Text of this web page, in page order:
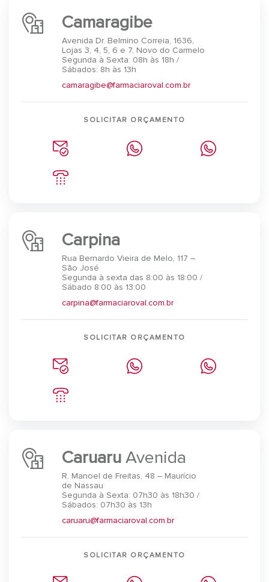
Camaragibe
Avenida Dr. Belmino Correia, 1636,
Lojas 3, 4, 5, 6 e 7, Novo do Carmelo
Segunda à Sexta: 08h às 18h /
Sábados: 8h às 13h
camaragibe@farmaciaroval.com.br
SOLICITAR ORÇAMENTO
Carpina
Rua Bernardo Vieira de Melo, 117 –
São José
Segunda à sexta das 8:00 às 18:00 /
Sábado 8:00 às 13:00
carpina@farmaciaroval.com.br
SOLICITAR ORÇAMENTO
Caruaru Avenida
R. Manoel de Freitas, 48 – Maurício
de Nassau
Segunda à Sexta: 07h30 às 18h30 /
Sábados: 07h30 às 13h
caruaru@farmaciaroval.com.br
SOLICITAR ORÇAMENTO